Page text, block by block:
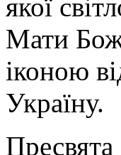
якої
Мати
іконою
Україну.